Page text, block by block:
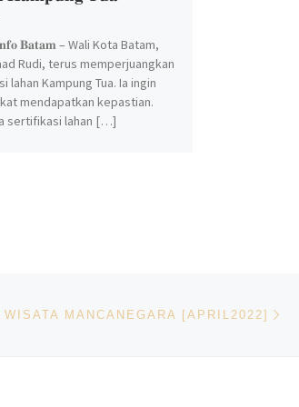
𝐁𝐚𝐭𝐚𝐦 – Wali Kota Batam,
Rudi, terus memperjuangkan
lahan Kampung Tua. Ia ingin
mendapatkan kepastian.
sertifikasi lahan […]
MANCANEGARA [APRIL2022]